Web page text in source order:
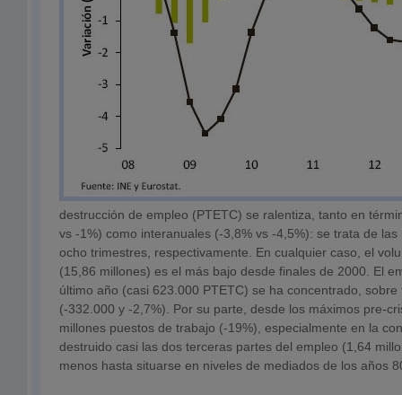
destrucción de empleo (PTETC) se ralentiza, tanto en
vs -1%) como interanuales (-3,8% vs -4,5%): se trata de
ocho trimestres, respectivamente. En cualquier caso, el
(15,86 millones) es el más bajo desde finales de 2000. El
último año (casi 623.000 PTETC) se ha concentrado,
(-332.000 y -2,7%). Por su parte, desde los máximos pre-
millones puestos de trabajo (-19%), especialmente en la
destruido casi las dos terceras partes del empleo (1,64
menos hasta situarse en niveles de mediados de los años